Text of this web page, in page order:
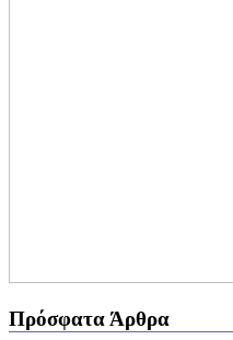
Πρόσφατα Άρθρα